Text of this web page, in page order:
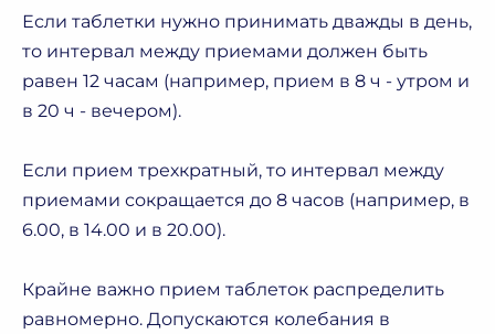
Если таблетки нужно принимать дважды в день,
то интервал между приемами должен быть
равен 12 часам (например, прием в 8 ч - утром и
в 20 ч - вечером).
Если прием трехкратный, то интервал между
приемами сокращается до 8 часов (например, в
6.00, в 14.00 и в 20.00).
Крайне важно прием таблеток распределить
равномерно. Допускаются колебания в